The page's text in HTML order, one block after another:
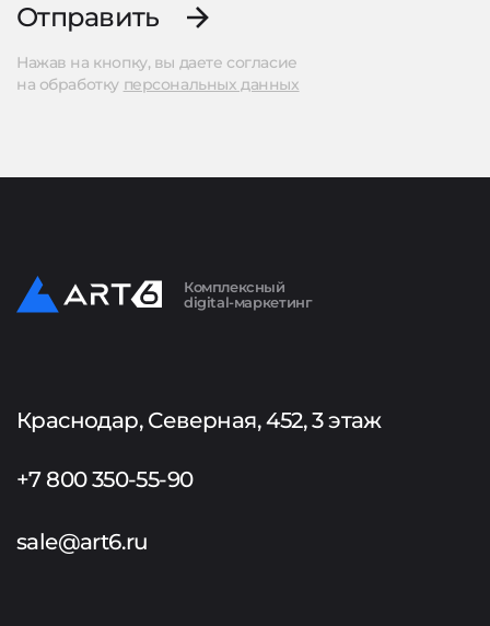
Отправить
Нажав на кнопку, вы даете согласие
на обработку персональных данных
Комплексный
digital-маркетинг
Краснодар, Северная, 452, 3 этаж
+7 800 350-55-90
sale@art6.ru